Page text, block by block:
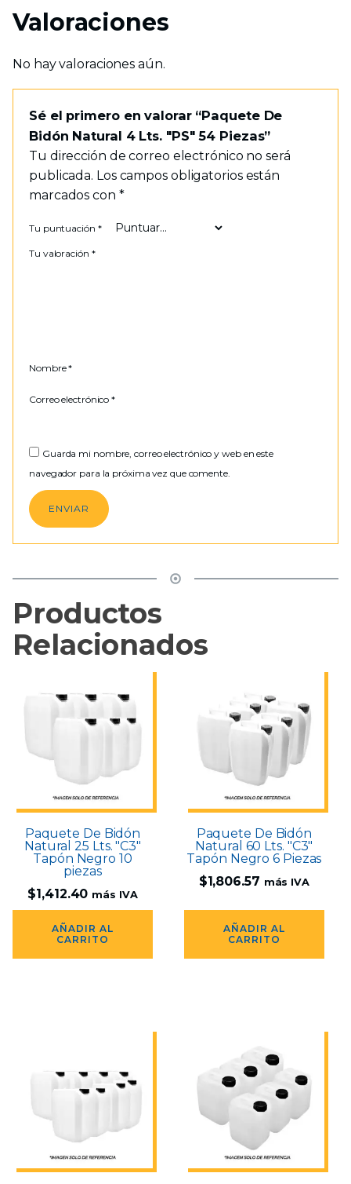
Valoraciones
No hay valoraciones aún.
Sé el primero en valorar “Paquete De
Bidón Natural 4 Lts. "PS" 54 Piezas”
Tu dirección de correo electrónico no será
publicada. Los campos obligatorios están
marcados con *
Tu puntuación *
Tu valoración *
Nombre*
Correo electrónico*
Guarda mi nombre, correo electrónico y web en este
navegador para la próxima vez que comente.
Productos
Relacionados
Paquete De Bidón
Natural 25 Lts. "C3"
Tapón Negro 10
piezas
$1,412.40 más IVA
AÑADIR AL
CARRITO
Paquete De Bidón
Natural 60 Lts. "C3"
Tapón Negro 6 Piezas
$1,806.57 más IVA
AÑADIR AL
CARRITO